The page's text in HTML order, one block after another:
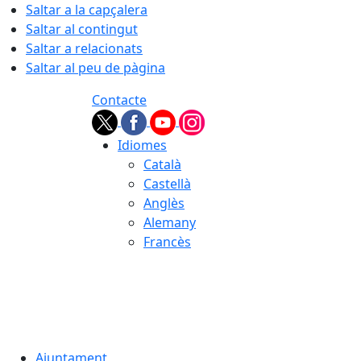
Saltar a la capçalera
Saltar al contingut
Saltar a relacionats
Saltar al peu de pàgina
Contacte
Idiomes
Català
Castellà
Anglès
Alemany
Francès